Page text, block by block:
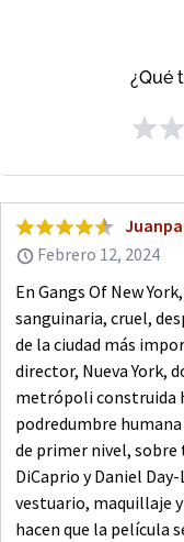
¿Qué
Febrero 12, 2024
En Gangs Of New
sanguinaria, cruel,
de la ciudad más
director, Nueva York,
metrópoli construida
podredumbre
de primer nivel, sobre
DiCaprio y Daniel
vestuario, maquillaje
hacen que la película